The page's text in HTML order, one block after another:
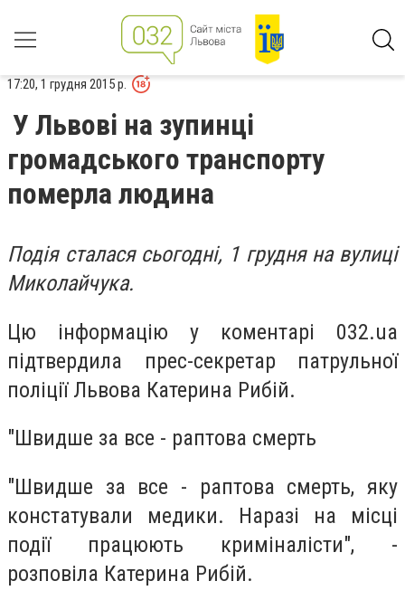
17:20, 1 грудня 2015 р.
У Львові на зупинці
громадського транспорту
померла людина
Подія сталася сьогодні, 1 грудня на вулиці
Миколайчука.
Цю інформацію у коментарі 032.ua
підтвердила прес-секретар патрульної
поліції Львова Катерина Рибій.
"Швидше за все - раптова смерть
"Швидше за все - раптова смерть, яку
констатували медики. Наразі на місці
події працюють криміналісти", -
розповіла Катерина Рибій.